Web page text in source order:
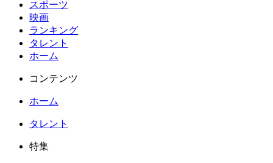
スポーツ
映画
ランキング
タレント
ホーム
コンテンツ
ホーム
タレント
特集